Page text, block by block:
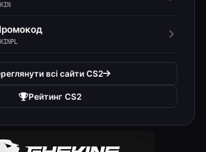
всі сайти CS2
Рейтинг CS2